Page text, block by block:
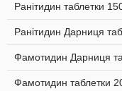
Ранітидин таблетки
Ранітидин Дарниця
Фамотидин Дарниця
Фамотидин таблетки